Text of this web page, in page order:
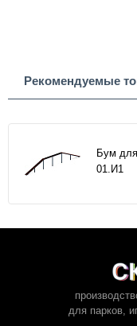
Рекомендуемые
Бум
01.И1
для парков,